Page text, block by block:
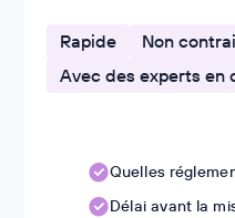
Rapide
Non
Avec des experts en
Quelles
Délai avant la